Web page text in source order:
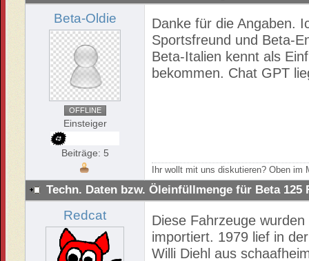
Beta-Oldie
OFFLINE
Einsteiger
Beiträge: 5
Danke für die Angaben.
Sportsfreund und Beta-
Beta-Italien kennt als
bekommen. Chat GPT
Ihr wollt mit uns diskutieren? Oben
Techn. Daten bzw. Öleinfüllmenge für Beta 125
Redcat
Diese Fahrzeuge
importiert. 1979 lief in
Willi Diehl aus